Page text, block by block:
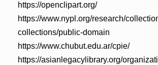
https://openclipart.org/
https://www.nypl.org/research/
collections/public-domain
https://www.chubut.edu.ar/cpie/
https://asianlegacylibrary.org/